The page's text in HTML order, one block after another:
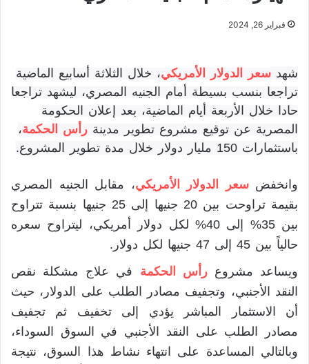
فبراير 26, 2024
شهد سعر الدولار الأمريكي، خلال الثلاثة أسابيع الماضية
تراجعا بنسب بسيطة أمام الجنيه المصري، ليشهد تراجعا
حادا خلال الأربعة أيام الماضية، بعد إعلان الحكومة
المصرية عن توقيع مشروع تطوير مدينة رأس الحكمة،
باستثمارات 150 مليار دولار خلال مدة تطوير المشروع.
وانخفضسعر الدولار الأمريكي، مقابل الجنيه المصري
بقيمة تراوحت بين 20 جنيها إلى 25 جنيها بنسبة تتراوح
بين 35% إلى 40% لكل دولار أمريكي، ليتراوح سعره
حالياً بين 45 إلى 47 جنيها لكل دولار.
ويساعد مشروع رأس الحكمة في علاج مشكلة نقص
النقد الأجنبي، وتجفيف مصادر الطلب على الدولار، حيث
أن الاستثمار المباشر يؤدي إلى تخفيف ثم تجفيف
مصادر الطلب على النقد الأجنبي في السوق السوداء،
وبالتالي المساعدة على انتهاء نشاط هذا السوق، نتيجة